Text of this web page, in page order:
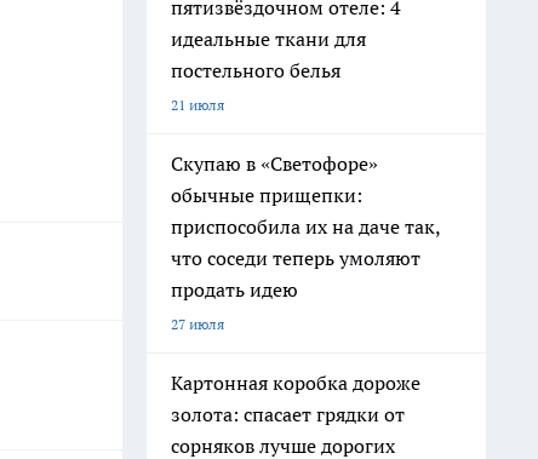
пятизвёздочном отеле: 4
идеальные ткани для
постельного белья
21 июля
Скупаю в «Светофоре»
обычные прищепки:
приспособила их на даче так,
что соседи теперь умоляют
продать идею
27 июля
Картонная коробка дороже
золота: спасает грядки от
сорняков лучше дорогих